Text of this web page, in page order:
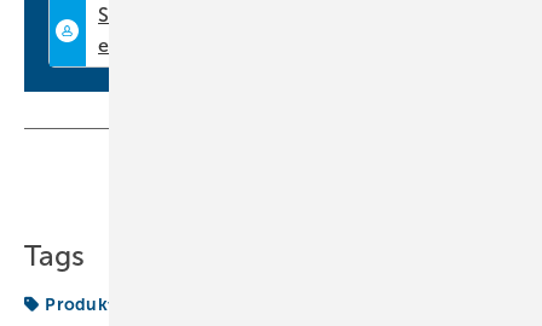
www.systemair.de
Tags
Produkte